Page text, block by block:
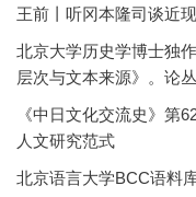
王前丨听冈本隆司谈近
北京大学历史学博士独
层次与文本来源》。论
《中日文化交流史》第
人文研究范式
北京语言大学BCC语料